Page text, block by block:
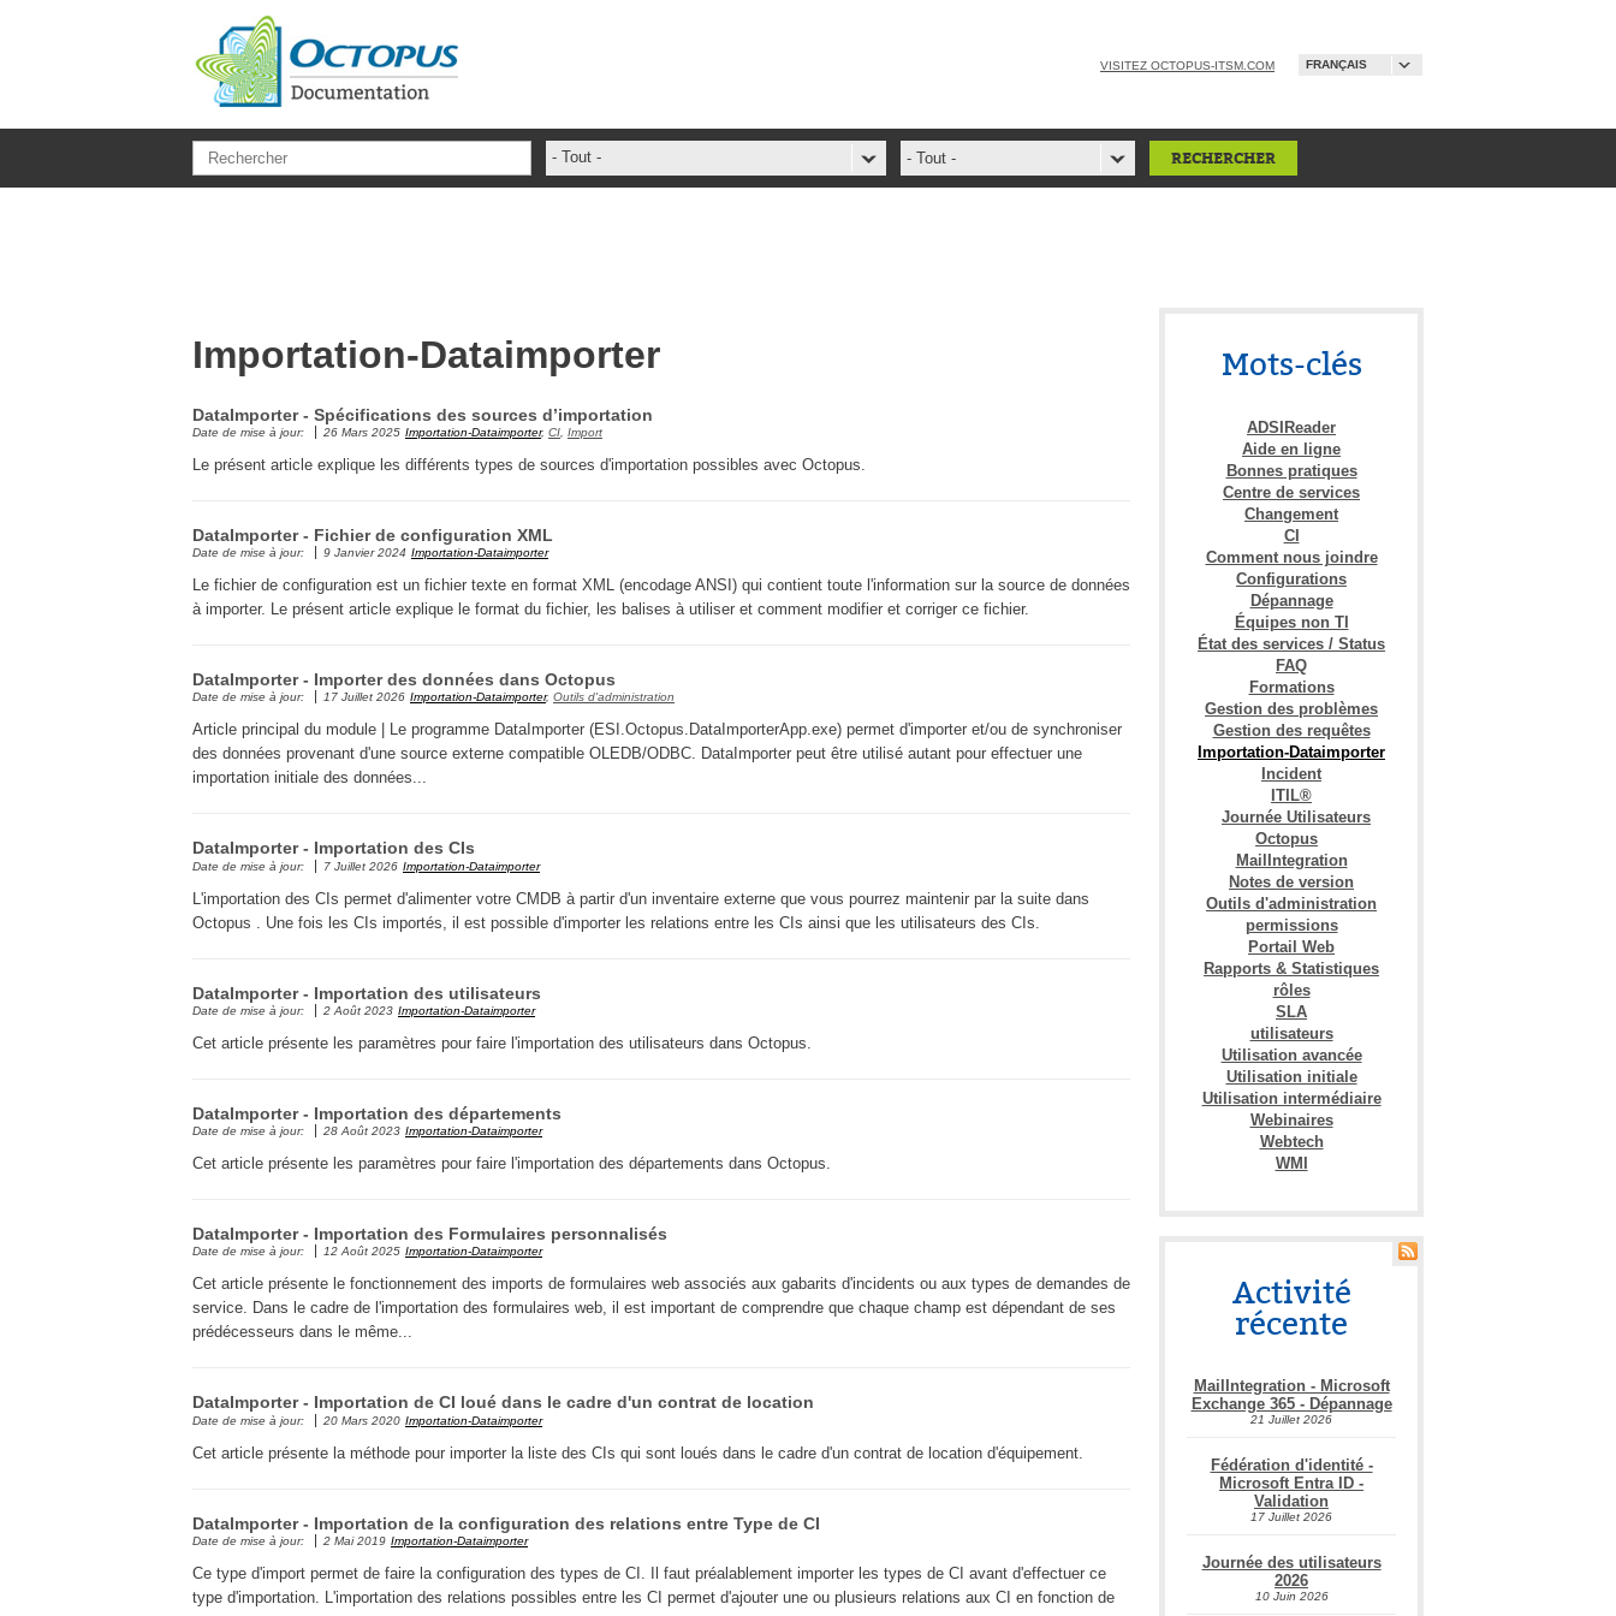
FRANÇAIS
VISITEZ OCTOPUS-ITSM.COM
- Tout -
Base de connaissances
Bonnes pratiques
Centre de services
Collaboration
Configuration EntraID
Configurations
Entra
Foire aux problèmes
Formulaire
Gestion des problèmes
groupe
IA
Importation-Dataimporter
Incident
inter équipe
- Tout -
Importation-Dataimporter
DataImporter - Spécifications des sources d’importation
Date de mise à jour: 26 Mars 2025 Importation-Dataimporter, CI Import
Le présent article explique les différents types de sources d'importation possibles avec Octopus.
DataImporter - Fichier de configuration XML
Date de mise à jour: 9 Janvier 2024 Importation-Dataimporter
Le fichier de configuration est un fichier texte en format XML (encodage ANSI) qui contient toute l'information sur la source de données
à importer. Le présent article explique le format du fichier, les balises à utiliser et comment modifier et corriger ce fichier.
DataImporter - Importer des données dans Octopus
Date de mise à jour: 17 Juillet 2026 Importation-Dataimporter, Outils d'administration
Article principal du module | Le programme DataImporter (ESI.Octopus.DataImporterApp.exe) permet d'importer et/ou de synchroniser
des données provenant d'une source externe compatible OLEDB/ODBC. DataImporter peut être utilisé autant pour effectuer une
importation initiale des données...
DataImporter - Importation des CIs
Date de mise à jour: 7 Juillet 2026 Importation-Dataimporter
L'importation des CIs permet d'alimenter votre CMDB à partir d'un inventaire externe que vous pourrez maintenir par la suite dans
Octopus . Une fois les CIs importés, il est possible d'importer les relations entre les CIs ainsi que les utilisateurs des CIs.
DataImporter - Importation des utilisateurs
Date de mise à jour: 2 Août 2023 Importation-Dataimporter
Cet article présente les paramètres pour faire l'importation des utilisateurs dans Octopus.
DataImporter - Importation des départements
Date de mise à jour: 28 Août 2023 Importation-Dataimporter
Cet article présente les paramètres pour faire l'importation des départements dans Octopus.
DataImporter - Importation des Formulaires personnalisés
Date de mise à jour: 12 Août 2025 Importation-Dataimporter
Cet article présente le fonctionnement des imports de formulaires web associés aux gabarits d'incidents ou aux types de demandes de
service. Dans le cadre de l'importation des formulaires web, il est important de comprendre que chaque champ est dépendant de ses
prédécesseurs dans le même...
DataImporter - Importation de CI loué dans le cadre d'un contrat de location
Date de mise à jour: 20 Mars 2020 Importation-Dataimporter
Cet article présente la méthode pour importer la liste des CIs qui sont loués dans le cadre d'un contrat de location d'équipement.
DataImporter - Importation de la configuration des relations entre Type de CI
Date de mise à jour: 2 Mai 2019 Importation-Dataimporter
Ce type d'import permet de faire la configuration des types de CI. Il faut préalablement importer les types de CI avant d'effectuer ce
type d'importation. L'importation des relations possibles entre les CI permet d'ajouter une ou plusieurs relations aux CI en fonction de
Mots-clés
ADSIReader
Aide en ligne
Bonnes pratiques
Centre de services
Changement
CI
Comment nous joindre
Configurations
Dépannage
Équipes non TI
État des services / Status
FAQ
Formations
Gestion des problèmes
Gestion des requêtes
Importation-Dataimporter
Incident
ITIL®
Journée Utilisateurs
Octopus
MailIntegration
Notes de version
Outils d'administration
permissions
Portail Web
Rapports & Statistiques
rôles
SLA
utilisateurs
Utilisation avancée
Utilisation initiale
Utilisation intermédiaire
Webinaires
Webtech
WMI
Activité
récente
MailIntegration - Microsoft
Exchange 365 - Dépannage
21 Juillet 2026
Fédération d'identité -
Microsoft Entra ID -
Validation
17 Juillet 2026
Journée des utilisateurs
2026
10 Juin 2026